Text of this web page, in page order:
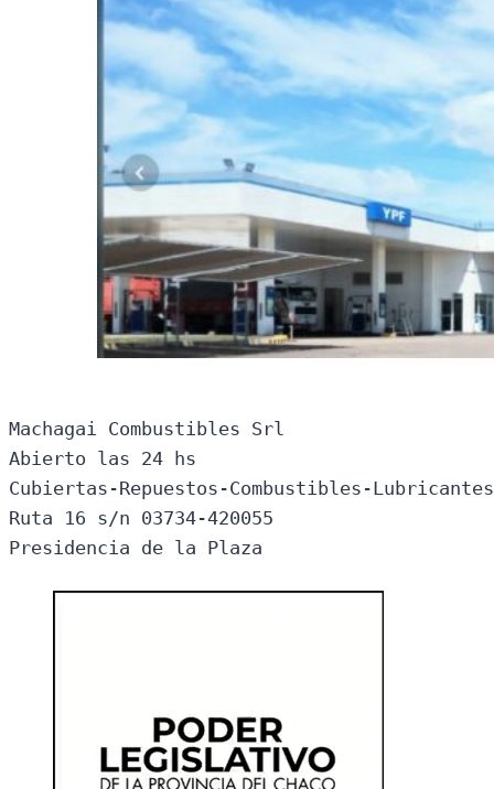
Machagai Combustibles Srl
Abierto las 24 hs
Cubiertas-Repuestos-Combustibles-
Ruta 16 s/n 03734-420055
Presidencia de la Plaza